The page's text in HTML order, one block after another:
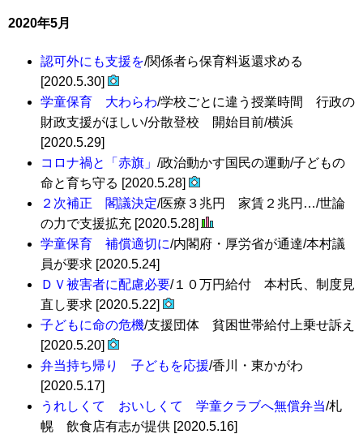
2020年5月
認可外にも支援を/関係者ら保育料返還求める
[2020.5.30]
学童保育 大わらわ/学校ごとに違う授業時間 行政の
財政支援がほしい/分散登校 開始目前/横浜
[2020.5.29]
コロナ禍と「赤旗」 /政治動かす国民の運動/子どもの
命と育ち守る [2020.5.28]
２次補正 閣議決定/医療３兆円 家賃２兆円…/世論
の力で支援拡充 [2020.5.28]
学童保育 補償適切に/内閣府・厚労省が通達/本村議
員が要求 [2020.5.24]
ＤＶ被害者に配慮必要/１０万円給付 本村氏、制度見
直し要求 [2020.5.22]
子どもに命の危機/支援団体 貧困世帯給付上乗せ訴え
[2020.5.20]
弁当持ち帰り 子どもを応援/香川・東かがわ
[2020.5.17]
うれしくて おいしくて 学童クラブへ無償弁当/札
幌 飲食店有志が提供 [2020.5.16]